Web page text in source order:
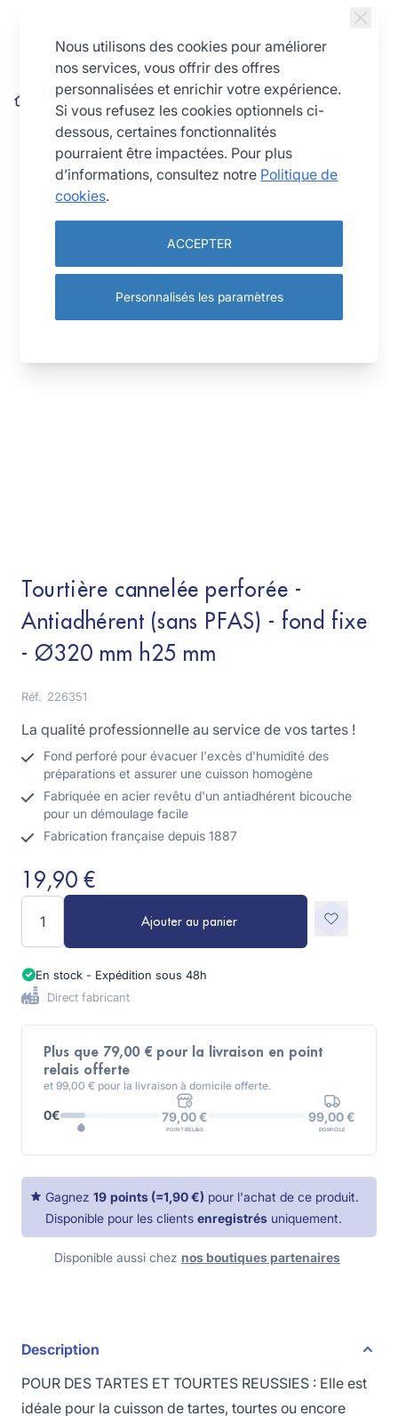
Tourtière cannelée perforée - Antiadhérent (sans PFAS) -
fond fixe - Ø320 mm h25 mm
Tourtière cannelée perforée -
Antiadhérent (sans PFAS) - fond fixe
- Ø320 mm h25 mm
Réf. 226351
La qualité professionnelle au service de vos tartes !
Fond perforé pour évacuer l'excès d'humidité des
préparations et assurer une cuisson homogène
Fabriquée en acier revêtu d'un antiadhérent bicouche
pour un démoulage facile
Fabrication française depuis 1887
19,90 €
Ajouter au panier
En stock - Expédition sous 48h
Direct fabricant
Plus que 79,00 € pour la livraison en point
relais offerte
et 99,00 € pour la livraison à domicile offerte.
0€ 79,00 €
POINT RELAIS
99,00 €
DOMICILE
Gagnez 19 points (=1,90 €) pour l'achat de ce produit.
Disponible pour les clients enregistrés uniquement.
Disponible aussi chez nos boutiques partenaires
Description
POUR DES TARTES ET TOURTES REUSSIES : Elle est
idéale pour la cuisson de tartes, tourtes ou encore
Nous utilisons des cookies pour améliorer
nos services, vous offrir des offres
personnalisées et enrichir votre expérience.
Si vous refusez les cookies optionnels ci-
dessous, certaines fonctionnalités
pourraient être impactées. Pour plus
d’informations, consultez notre Politique de
cookies.
ACCEPTER
Personnalisés les paramètres